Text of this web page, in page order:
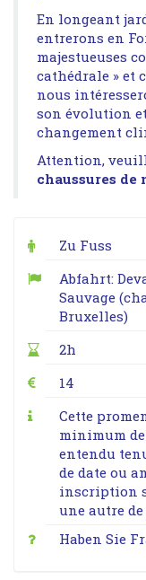
En longeant
entrerons en
majestueuses
cathédrale » et
nous
son évolution
changement
Attention,
chaussures de
Zu Fuss
Abfahrt:
Sauvage
Bruxelles)
2h
14
Cette
minimum
entendu
de date ou
inscription
une autre
Haben Sie